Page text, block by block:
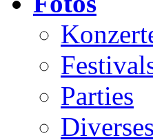
Parties
Diverses